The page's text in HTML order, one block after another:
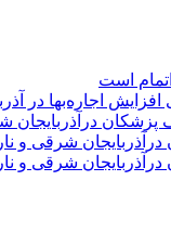
است
پزشکان درآذربایجان
شرقی و
شرقی و